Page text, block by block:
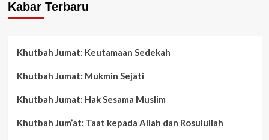
Sya’ban
Kabar Terbaru
Khutbah Jumat: Keutamaan Sedekah
Khutbah Jumat: Mukmin Sejati
Khutbah Jumat: Hak Sesama Muslim
Khutbah Jum’at: Taat kepada Allah dan Rosulullah